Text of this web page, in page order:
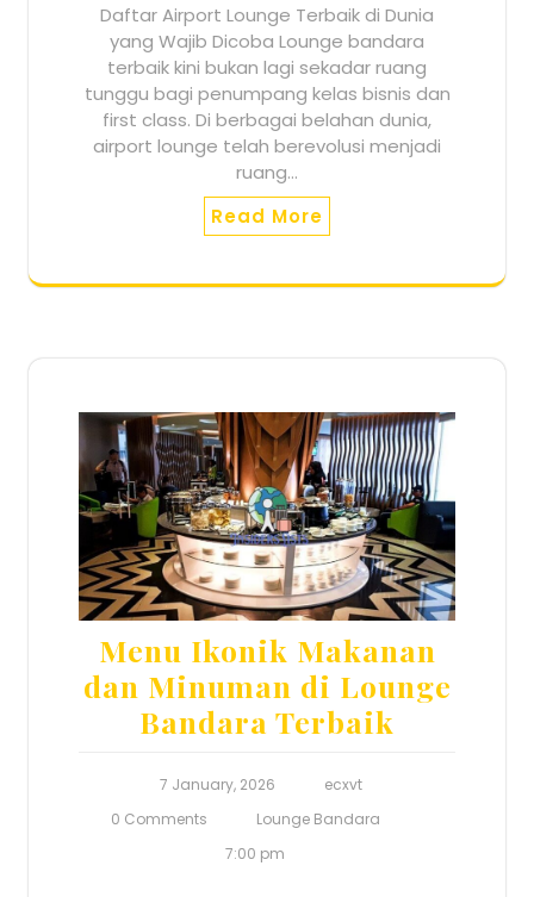
Daftar Airport Lounge Terbaik di Dunia
yang Wajib Dicoba Lounge bandara
terbaik kini bukan lagi sekadar ruang
tunggu bagi penumpang kelas bisnis dan
first class. Di berbagai belahan dunia,
airport lounge telah berevolusi menjadi
ruang…
Read More
Menu Ikonik Makanan
dan Minuman di Lounge
Bandara Terbaik
7 January, 2026
ecxvt
0 Comments
Lounge Bandara
7:00 pm